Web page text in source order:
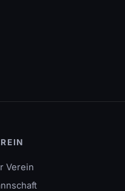
Verein